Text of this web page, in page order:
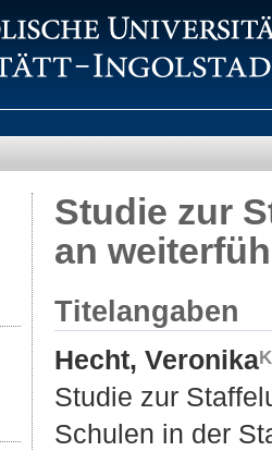
Studie zur
an
Titelangaben
Hecht, Veronika
Studie zur
Schulen in der